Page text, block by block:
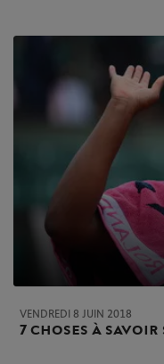
VENDREDI 8 JUIN 2018
7 choses à savoir